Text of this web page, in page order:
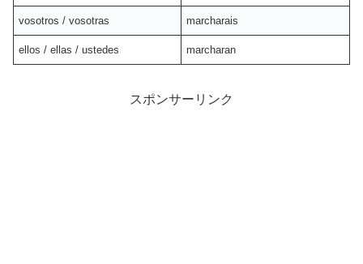
vosotros / vosotras marcharais
ellos / ellas / ustedes marcharan
スポンサーリンク